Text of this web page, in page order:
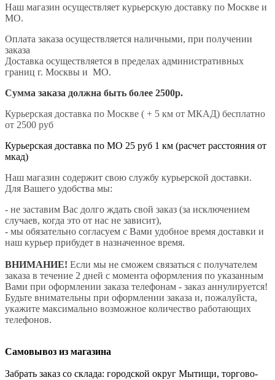
Наш магазин осуществляет курьерскую доставку по Москве и
МО.
Оплата заказа осуществляется наличными, при получении
заказа
Доставка осуществляется в пределах административных
границ г. Москвы и МО.
Сумма заказа должна быть более 2500р.
Курьерская доставка по Москве ( + 5 км от МКАД) бесплатно
от 2500 руб
Курьерская доставка по МО 25 руб 1 км (расчет расстояния от
мкад)
Наш магазин содержит свою службу курьерской доставки.
Для Вашего удобства мы:
- не заставим Вас долго ждать свой заказ (за исключением
случаев, когда это от нас не зависит),
- мы обязательно согласуем с Вами удобное время доставки и
наш курьер прибудет в назначенное время.
ВНИМАНИЕ! Если мы не сможем связаться с получателем
заказа в течение 2 дней с момента оформления по указанным
Вами при оформлении заказа телефонам - заказ аннулируется!
Будьте внимательны при оформлении заказа и, пожалуйста,
укажите максимально возможное количество работающих
телефонов.
Самовывоз из магазина
Забрать заказ со склада: городской округ Мытищи, торгово-